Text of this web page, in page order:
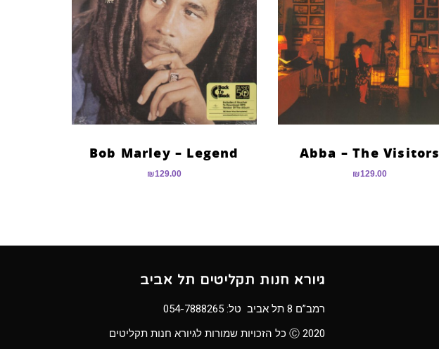
Abba – The Visitors
₪129.00
Bob Marley – Legend
₪129.00
גיורא חנות תקליטים תל אביב
רמב”ם 8 תל אביב טל:
054-7888265
Ⓒ 2020 כל הזכויות שמורות לגיורא חנות תקליטים